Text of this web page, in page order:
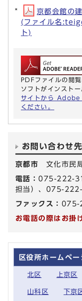
京都会館の
(ファイル名
ト)
PDFファイルの閲
ソフトがインスト
サイトから Adobe
ください。
お問い合わせ先
京都市 文化市民
電話：075-222-
担当）、075-222-
ファックス： 075-
お電話の際はお掛
区役所ホームペー
北区 上京区
山科区 下京